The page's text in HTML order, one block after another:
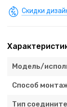
Скидки
Модель/
Способ
Тип